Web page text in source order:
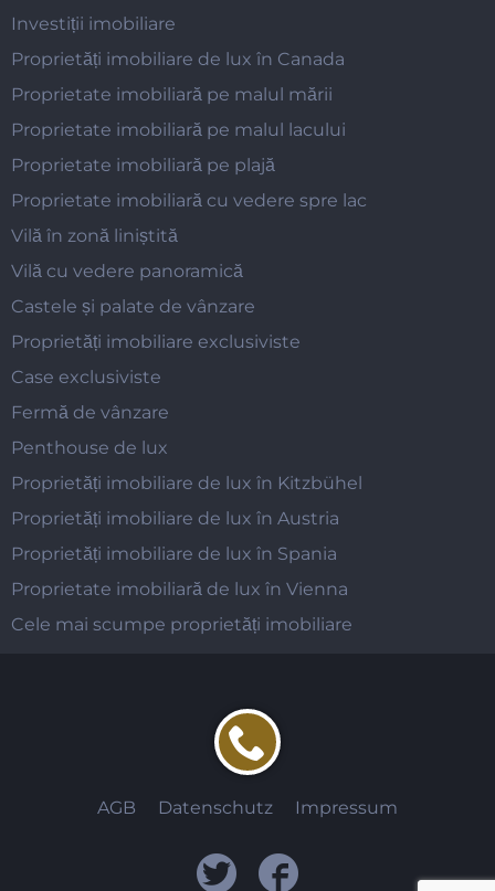
Investiții imobiliare
Proprietăți imobiliare de lux în Canada
Proprietate imobiliară pe malul mării
Proprietate imobiliară pe malul lacului
Proprietate imobiliară pe plajă
Proprietate imobiliară cu vedere spre lac
Vilă în zonă liniștită
Vilă cu vedere panoramică
Castele și palate de vânzare
Proprietăți imobiliare exclusiviste
Case exclusiviste
Fermă de vânzare
Penthouse de lux
Proprietăți imobiliare de lux în Kitzbühel
Proprietăți imobiliare de lux în Austria
Proprietăți imobiliare de lux în Spania
Proprietate imobiliară de lux în Vienna
Cele mai scumpe proprietăți imobiliare
AGB Datenschutz Impressum